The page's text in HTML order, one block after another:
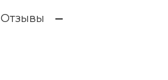
Отзывы